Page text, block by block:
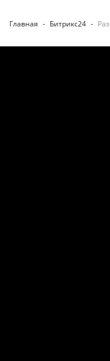
Главная - Битрикс24 -